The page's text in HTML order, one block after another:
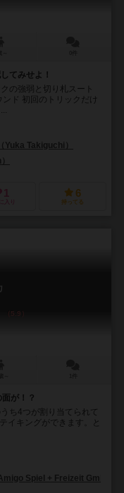
てみせよ！
の強弱と切り札スート
ド 初回のトリックだけ
Yuka Takiguchi）
1
入り
6
持ってる
5.9
が！？
ち4つが割り当てられて
イキングができます。と
Spiel + Freizeit GmbH）